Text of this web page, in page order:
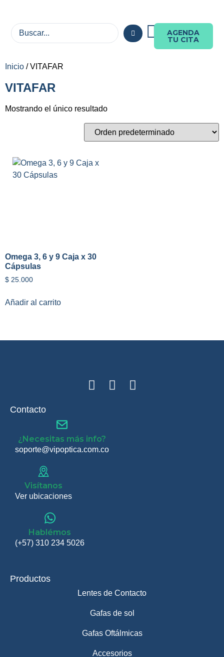
AGENDA
TU CITA
Inicio / VITAFAR
VITAFAR
Mostrando el único resultado
Omega 3, 6 y 9 Caja x 30
Cápsulas
$ 25.000
Añadir al carrito
Contacto
¿Necesitas más info?
soporte@vipoptica.com.co
Visítanos
Ver ubicaciones
Hablémos
(+57) 310 234 5026
Productos
Lentes de Contacto
Gafas de sol
Gafas Oftálmicas
Accesorios